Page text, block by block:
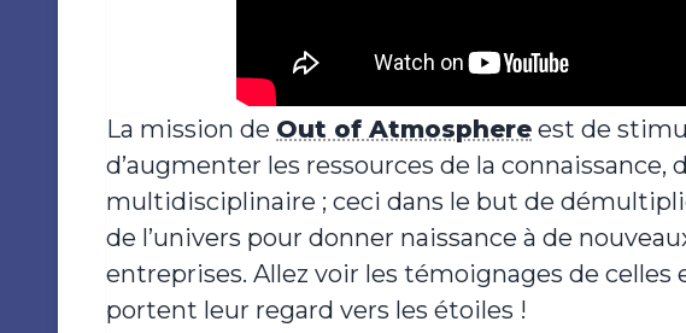
La mission de Out of Atmosphere est de
d’augmenter les ressources de la connaissance,
multidisciplinaire ; ceci dans le but de
de l’univers pour donner naissance à de
entreprises. Allez voir les témoignages de celles
portent leur regard vers les étoiles !